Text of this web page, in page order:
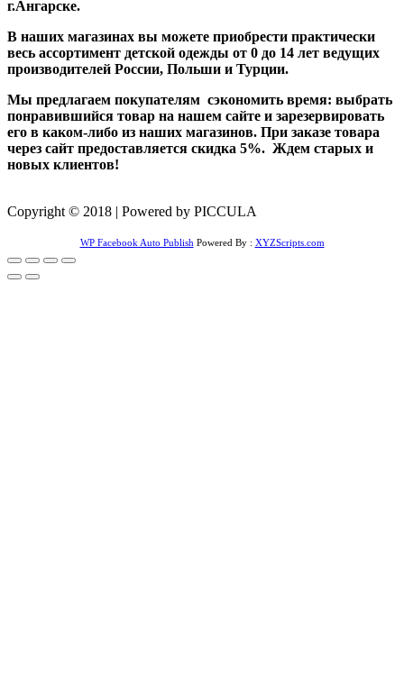
г.Ангарске.
В наших магазинах вы можете приобрести практически
весь ассортимент детской одежды от 0 до 14 лет ведущих
производителей России, Польши и Турции.
Мы предлагаем покупателям сэкономить время: выбрать
понравившийся товар на нашем сайте и зарезервировать
его в каком-либо из наших магазинов. При заказе товара
через сайт предоставляется скидка 5%. Ждем старых и
новых клиентов!
Copyright © 2018 | Powered by PICCULA
WP Facebook Auto Publish Powered By : XYZScripts.com